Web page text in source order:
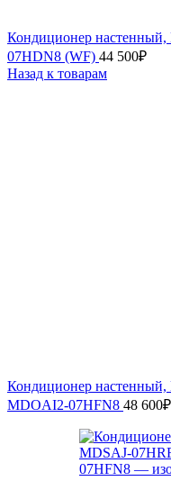
Кондиционер
07HDN8 (WF) 44 500₽
Назад к товарам
Кондиционер
MDOAI2-07HFN8 48 600₽